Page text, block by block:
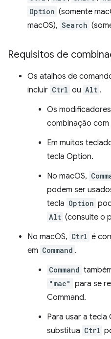
Option (somente
macOS), Search
Requisitos de
Os atalhos de
incluir Ctrl ou Alt .
Os modificadores
combinação com
Em muitos
tecla Option.
No macOS,
podem ser
tecla Option
Alt (consulte o
No macOS, Ctrl é
em Command .
Command
"mac" para se
Command.
Para usar a tecla
substitua Ctrl